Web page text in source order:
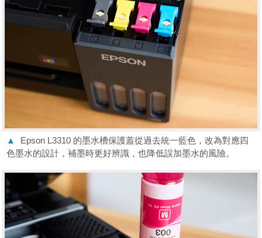
▲
Epson L3310 的墨水槽保護蓋從過去統一藍色，改為對應四
色墨水的設計，補墨時更好辨識，也降低誤加墨水的風險。